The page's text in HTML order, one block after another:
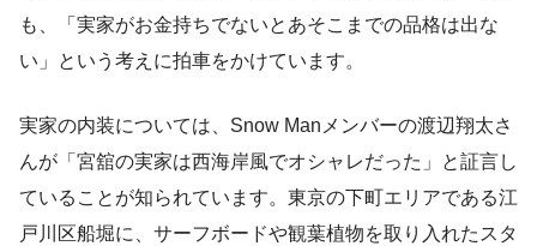
も、「実家がお金持ちでないとあそこまでの品格は出な
い」という考えに拍車をかけています。
実家の内装については、Snow Manメンバーの渡辺翔太さ
んが「宮舘の実家は西海岸風でオシャレだった」と証言し
ていることが知られています。東京の下町エリアである江
戸川区船堀に、サーフボードや観葉植物を取り入れたスタ